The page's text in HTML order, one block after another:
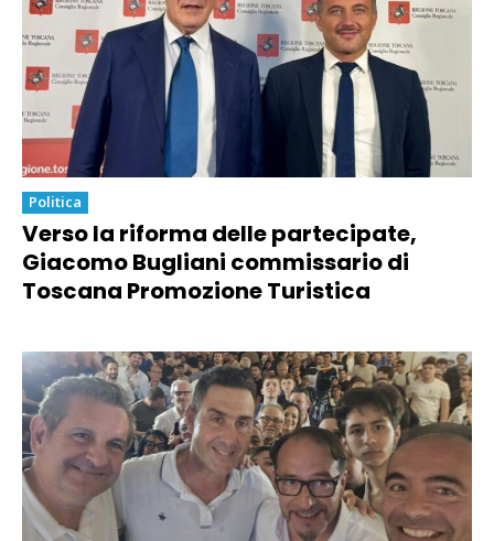
Politica
Verso la riforma delle partecipate,
Giacomo Bugliani commissario di
Toscana Promozione Turistica